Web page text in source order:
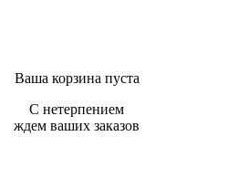
Ваша корзина пуста
С нетерпением
ждем ваших заказов